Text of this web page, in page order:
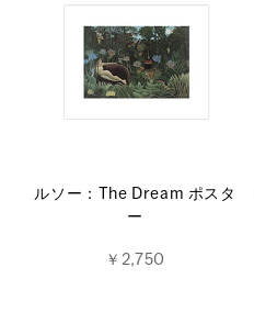
ルソー：The Dream ポスタ
ー
￥2,750